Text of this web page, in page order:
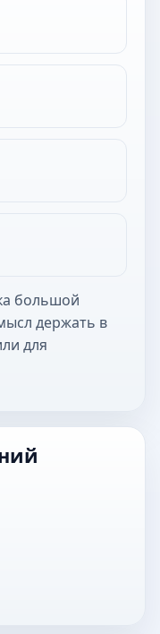
большой
держать в
для